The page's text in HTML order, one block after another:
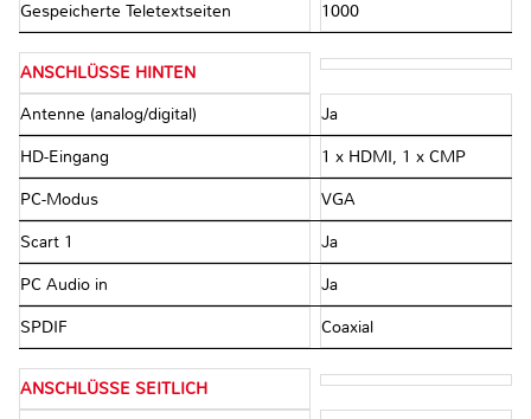
Gespeicherte Teletextseiten 1000
ANSCHLÜSSE HINTEN
Antenne (analog/digital) Ja
HD-Eingang 1 x HDMI, 1 x CMP
PC-Modus VGA
Scart 1 Ja
PC Audio in Ja
SPDIF Coaxial
ANSCHLÜSSE SEITLICH